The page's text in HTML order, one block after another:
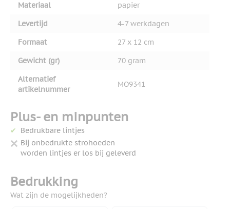
Materiaal
papier
Levertijd
4-7 werkdagen
Formaat
27 x 12 cm
Gewicht (gr)
70 gram
Alternatief
artikelnummer
MO9341
Plus- en minpunten
Bedrukbare lintjes
Bij onbedrukte strohoeden
worden lintjes er los bij geleverd
Bedrukking
Wat zijn de mogelijkheden?